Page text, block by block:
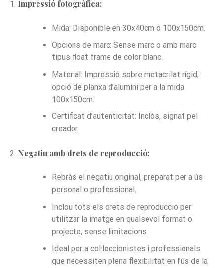
Impressió fotogràfica:
Mida: Disponible en 30x40cm o 100x150cm.
Opcions de marc: Sense marc o amb marc
tipus float frame de color blanc.
Material: Impressió sobre metacrilat rígid;
opció de planxa d’alumini per a la mida
100x150cm.
Certificat d’autenticitat: Inclòs, signat pel
creador.
Negatiu amb drets de reproducció:
Rebràs el negatiu original, preparat per a ús
personal o professional.
Inclou tots els drets de reproducció per
utilitzar la imatge en qualsevol format o
projecte, sense limitacions.
Ideal per a col·leccionistes i professionals
que necessiten plena flexibilitat en l’ús de la